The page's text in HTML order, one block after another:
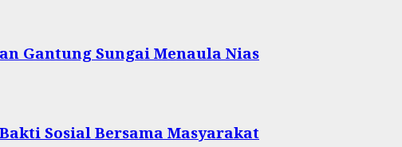
Gantung Sungai Menaula Nias
Sosial Bersama Masyarakat